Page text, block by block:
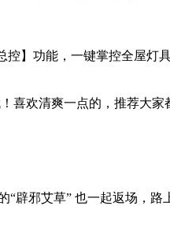
】功能，一键掌控全屋灯
喜欢清爽一点的，推荐大家
“辟邪艾草” 也一起返场，